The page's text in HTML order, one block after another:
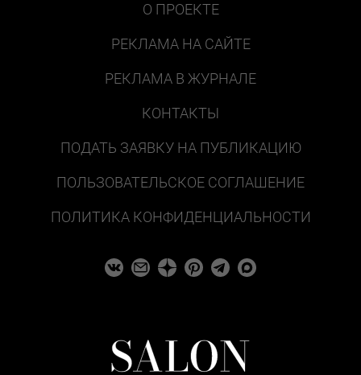
О ПРОЕКТЕ
РЕКЛАМА НА САЙТЕ
РЕКЛАМА В ЖУРНАЛЕ
КОНТАКТЫ
ПОДАТЬ ЗАЯВКУ НА ПУБЛИКАЦИЮ
ПОЛЬЗОВАТЕЛЬСКОЕ СОГЛАШЕНИЕ
ПОЛИТИКА КОНФИДЕНЦИАЛЬНОСТИ